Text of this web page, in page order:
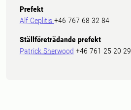
Prefekt
Alf Ceplitis +46 767 68 32 84
Ställföreträdande prefekt
Patrick Sherwood +46 761 25 20 29